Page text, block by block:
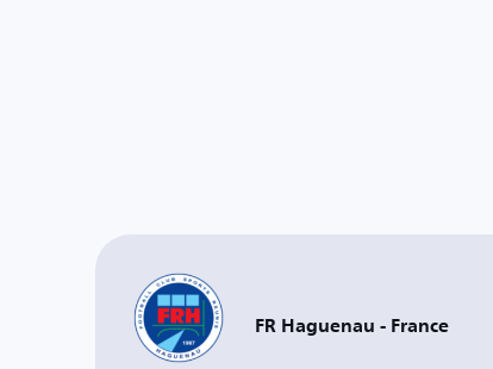
FR Haguenau - France